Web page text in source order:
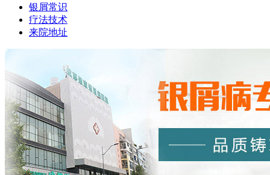
银屑常识
疗法技术
来院地址